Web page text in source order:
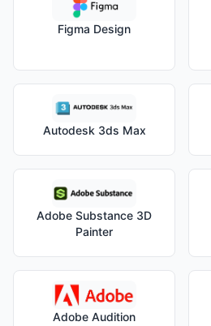
Figma Design
Autodesk 3ds Max
Adobe Substance 3D
Painter
Adobe Audition